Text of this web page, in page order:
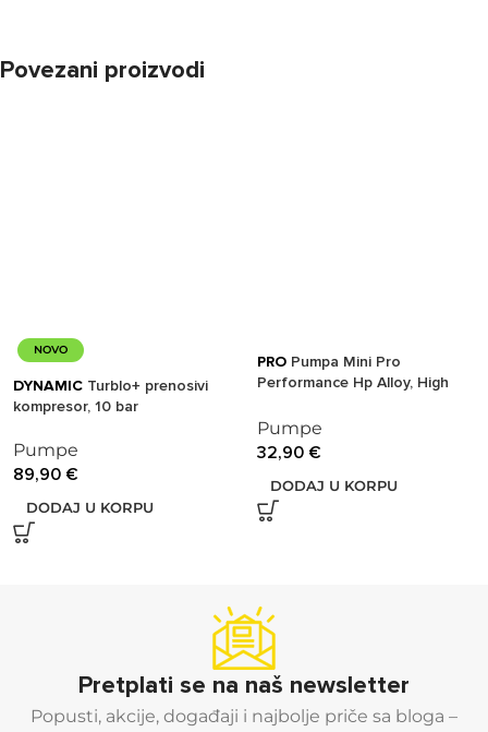
Povezani proizvodi
NOVO
DYNAMIC Turblo+ prenosivi
kompresor, 10 bar
Pumpe
89,90 €
DODAJ U KORPU
PRO Pumpa Mini Pro
Performance Hp Alloy, High
Valve, With Hose (17)
Pumpe
32,90 €
DODAJ U KORPU
Pretplati se na naš newsletter
Popusti, akcije, događaji i najbolje priče sa bloga –